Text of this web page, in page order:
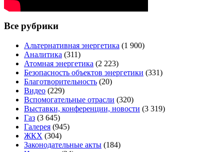
Все рубрики
Альтернативная энергетика (1 900)
Аналитика (311)
Атомная энергетика (2 223)
Безопасность объектов энергетики (331)
Благотворительность (20)
Видео (229)
Вспомогательные отрасли (320)
Выставки, конференции, новости (3 319)
Газ (3 645)
Галерея (945)
ЖКХ (304)
Законодательные акты (184)